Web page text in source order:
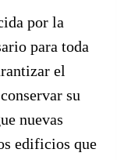
por la
para toda
el
su
nuevas
edificios que